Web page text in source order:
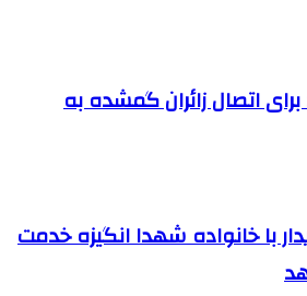
اتصال زائران گمشده به
با خانواده شهدا انگیزه خدمت